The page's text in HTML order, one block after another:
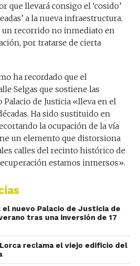
que llevará consigo el ‘cosido’
a la nueva infraestructura.
un recorrido no inmediato en
por tratarse de cierta
ha recordado que el
Selgas que sostiene las
de Justicia «lleva en el
Ha sido sustituido en
la ocupación de la vía
un elemento que distorsiona
calles del recinto histórico de
estamos inmersos».
el nuevo Palacio de Justicia de
tras una inversión de 17
reclama el viejo edificio del